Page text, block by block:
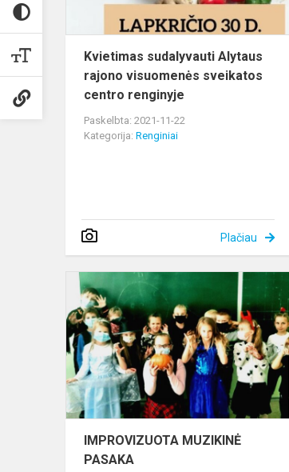
Kvietimas sudalyvauti Alytaus
rajono visuomenės sveikatos
centro renginyje
Paskelbta: 2021-11-22
Kategorija: Renginiai
Plačiau
IMPROVIZUOTA MUZIKINĖ
PASAKA